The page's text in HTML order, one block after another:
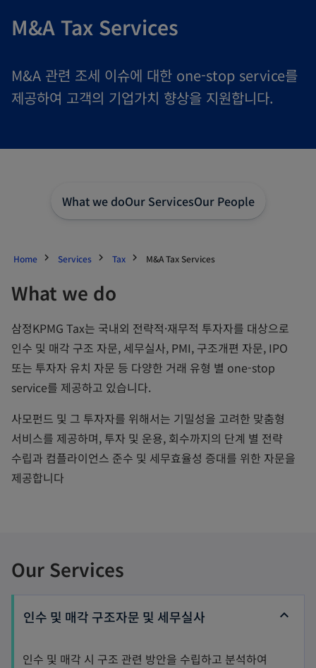
M&A Tax Services
M&A 관련 조세 이슈에 대한 one-stop service를
제공하여 고객의 기업가치 향상을 지원합니다.
What we doOur ServicesOur People
Home Services Tax M&A Tax Services
What we do
삼정KPMG Tax는 국내외 전략적·재무적 투자자를 대상으로
인수 및 매각 구조 자문, 세무실사, PMI, 구조개편 자문, IPO
또는 투자자 유치 자문 등 다양한 거래 유형 별 one-stop
service를 제공하고 있습니다.
사모펀드 및 그 투자자를 위해서는 기밀성을 고려한 맞춤형
서비스를 제공하며, 투자 및 운용, 회수까지의 단계 별 전략
수립과 컴플라이언스 준수 및 세무효율성 증대를 위한 자문을
제공합니다
Our Services
인수 및 매각 구조자문 및 세무실사
인수 및 매각 시 구조 관련 방안을 수립하고 분석하여